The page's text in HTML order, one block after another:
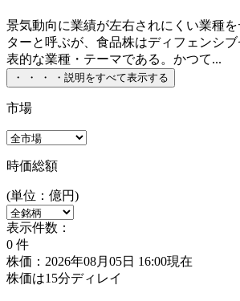
景気動向に業績が左右されにくい業種
ターと呼ぶが、食品株はディフェンシ
表的な業種・テーマである。かつて...
・ ・ ・ ・ 説明をすべて表示する
市場
時価総額
(単位：億円)
表示件数：
0 件
株価：2026年08月05日 16:00現在
株価は15分ディレイ